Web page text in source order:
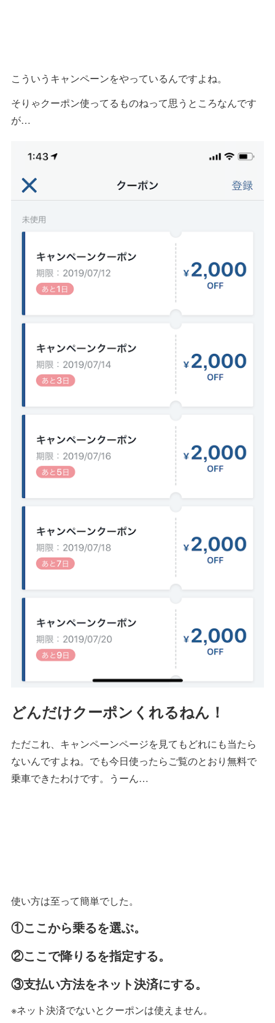
こういうキャンペーンをやっているんですよね。
そりゃクーポン使ってるものねって思うところなんです
が…
どんだけクーポンくれるねん！
ただこれ、キャンペーンページを見てもどれにも当たら
ないんですよね。でも今日使ったらご覧のとおり無料で
乗車できたわけです。うーん…
使い方は至って簡単でした。
①ここから乗るを選ぶ。
②ここで降りるを指定する。
③支払い方法をネット決済にする。
※ネット決済でないとクーポンは使えません。